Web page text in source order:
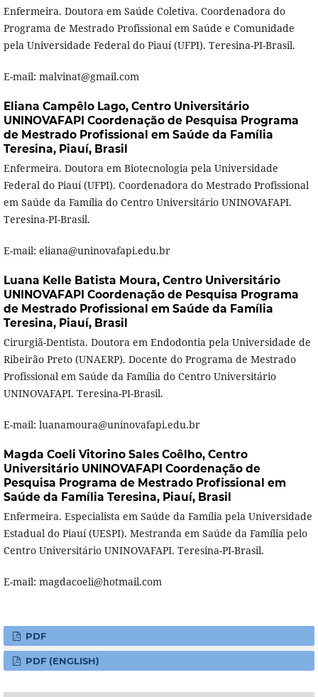
Enfermeira. Doutora em Saúde Coletiva. Coordenadora do
Programa de Mestrado Profissional em Saúde e Comunidade
pela Universidade Federal do Piauí (UFPI). Teresina-PI-Brasil.
E-mail: malvinat@gmail.com
Eliana Campêlo Lago, Centro Universitário
UNINOVAFAPI Coordenação de Pesquisa Programa
de Mestrado Profissional em Saúde da Família
Teresina, Piauí, Brasil
Enfermeira. Doutora em Biotecnologia pela Universidade
Federal do Piauí (UFPI). Coordenadora do Mestrado Profissional
em Saúde da Família do Centro Universitário UNINOVAFAPI.
Teresina-PI-Brasil.
E-mail: eliana@uninovafapi.edu.br
Luana Kelle Batista Moura, Centro Universitário
UNINOVAFAPI Coordenação de Pesquisa Programa
de Mestrado Profissional em Saúde da Família
Teresina, Piauí, Brasil
Cirurgiã-Dentista. Doutora em Endodontia pela Universidade de
Ribeirão Preto (UNAERP). Docente do Programa de Mestrado
Profissional em Saúde da Família do Centro Universitário
UNINOVAFAPI. Teresina-PI-Brasil.
E-mail: luanamoura@uninovafapi.edu.br
Magda Coeli Vitorino Sales Coêlho, Centro
Universitário UNINOVAFAPI Coordenação de
Pesquisa Programa de Mestrado Profissional em
Saúde da Família Teresina, Piauí, Brasil
Enfermeira. Especialista em Saúde da Família pela Universidade
Estadual do Piauí (UESPI). Mestranda em Saúde da Família pelo
Centro Universitário UNINOVAFAPI. Teresina-PI-Brasil.
E-mail: magdacoeli@hotmail.com
PDF
PDF (ENGLISH)